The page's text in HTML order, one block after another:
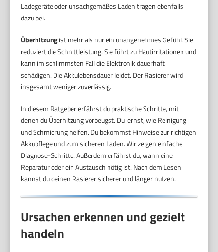
Ladegeräte oder unsachgemäßes Laden tragen ebenfalls
dazu bei.
Überhitzungist mehr als nur ein unangenehmes Gefühl. Sie
reduziert die Schnittleistung. Sie führt zu Hautirritationen und
kann im schlimmsten Fall die Elektronik dauerhaft
schädigen. Die Akkulebensdauer leidet. Der Rasierer wird
insgesamt weniger zuverlässig.
In diesem Ratgeber erfährst du praktische Schritte, mit
denen du Überhitzung vorbeugst. Du lernst, wie Reinigung
und Schmierung helfen. Du bekommst Hinweise zur richtigen
Akkupflege und zum sicheren Laden. Wir zeigen einfache
Diagnose-Schritte. Außerdem erfährst du, wann eine
Reparatur oder ein Austausch nötig ist. Nach dem Lesen
kannst du deinen Rasierer sicherer und länger nutzen.
Ursachen erkennen und gezielt
handeln